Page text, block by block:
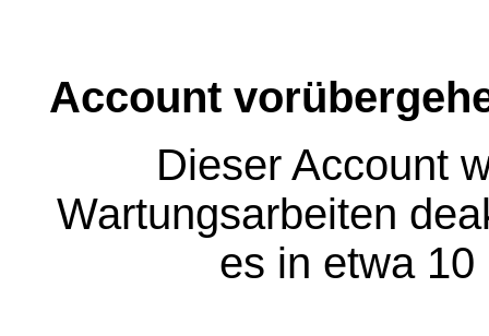
Account
Dieser Account
Wartungsarbeiten
es in etwa